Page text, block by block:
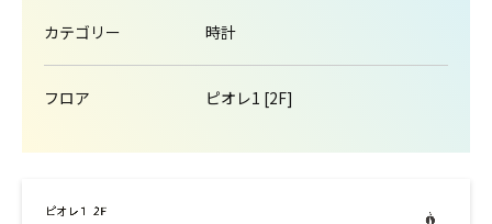
カテゴリー 時計
フロア ピオレ1 [2F]